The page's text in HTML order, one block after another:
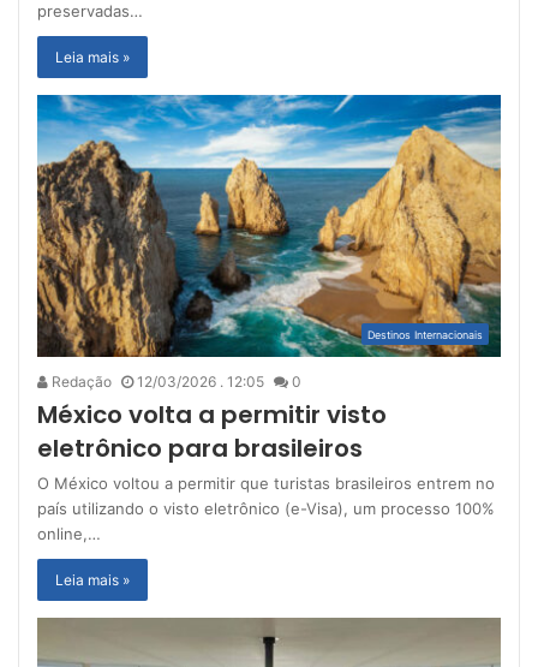
preservadas…
Leia mais »
Destinos Internacionais
Redação 12/03/2026 . 12:05 0
México volta a permitir visto
eletrônico para brasileiros
O México voltou a permitir que turistas brasileiros entrem no
país utilizando o visto eletrônico (e-Visa), um processo 100%
online,…
Leia mais »